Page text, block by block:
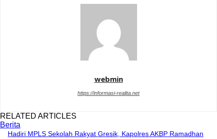
webmin
https://informasi-realita.net
RELATED ARTICLES
Berita
Hadiri MPLS Sekolah Rakyat Gresik, Kapolres AKBP Ramadhan